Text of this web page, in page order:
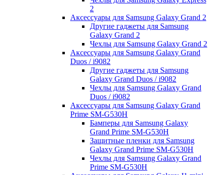
2
Аксессуары для Samsung Galaxy Grand 2
Другие гаджеты для Samsung
Galaxy Grand 2
Чехлы для Samsung Galaxy Grand 2
Аксессуары для Samsung Galaxy Grand
Duos / i9082
Другие гаджеты для Samsung
Galaxy Grand Duos / i9082
Чехлы для Samsung Galaxy Grand
Duos / i9082
Аксессуары для Samsung Galaxy Grand
Prime SM-G530H
Бамперы для Samsung Galaxy
Grand Prime SM-G530H
Защитные пленки для Samsung
Galaxy Grand Prime SM-G530H
Чехлы для Samsung Galaxy Grand
Prime SM-G530H